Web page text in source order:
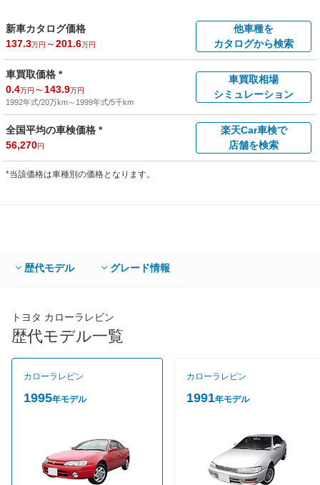
新車カタログ価格
137.3万円 ～201.6万円
他車種を
カタログから検索
車買取価格 *
0.4万円 ～ 143.9万円
1992年式/20万km～ 1999年式/5千km
車買取相場
シミュレーション
全国平均の車検価格 *
56,270円
楽天Car車検で
店舗を検索
*当該価格は車種別の価格となります。
歴代モデル グレード情報
トヨタ カローラレビン
歴代モデル一覧
カローラレビン
1995年モデル
カローラレビン
1991年モデル